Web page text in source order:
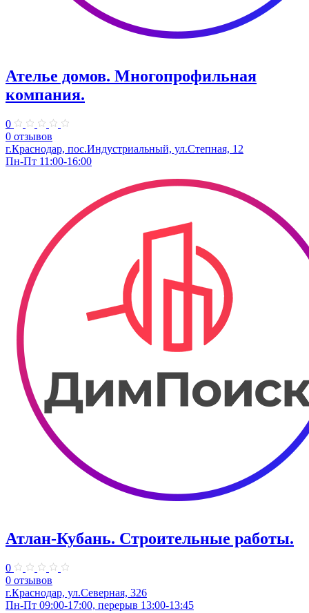
Ателье домов. Многопрофильная
компания.
0
0 отзывов
г.Краснодар, пос.Индустриальный, ул.Степная, 12
Пн-Пт 11:00-16:00
Атлан-Кубань. Строительные работы.
0
0 отзывов
г.Краснодар, ул.Северная, 326
Пн-Пт 09:00-17:00, перерыв 13:00-13:45